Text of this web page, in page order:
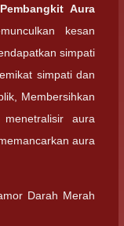
Aura
kesan
simpati
simpati dan
Membersihkan
aura
aura
Darah Merah